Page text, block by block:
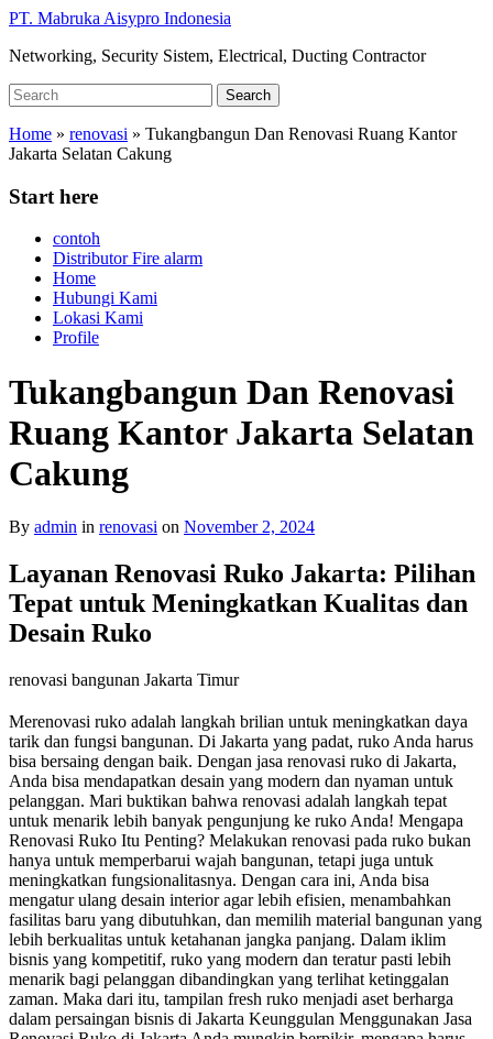
Skip
main
PT. Mabruka Aisypro Indonesia
Networking, Security Sistem, Electrical, Ducting Contractor
Search
for:
Search
Home » renovasi » Tukangbangun Dan Renovasi Ruang Kantor
Jakarta Selatan Cakung
Start here
contoh
Distributor Fire alarm
Home
Hubungi Kami
Lokasi Kami
Profile
Tukangbangun Dan Renovasi
Ruang Kantor Jakarta Selatan
Cakung
By admin in renovasi on November 2, 2024
Layanan Renovasi Ruko Jakarta: Pilihan
Tepat untuk Meningkatkan Kualitas dan
Desain Ruko
renovasi bangunan Jakarta Timur
Merenovasi ruko adalah langkah brilian untuk meningkatkan daya
tarik dan fungsi bangunan. Di Jakarta yang padat, ruko Anda harus
bisa bersaing dengan baik. Dengan jasa renovasi ruko di Jakarta,
Anda bisa mendapatkan desain yang modern dan nyaman untuk
pelanggan. Mari buktikan bahwa renovasi adalah langkah tepat
untuk menarik lebih banyak pengunjung ke ruko Anda! Mengapa
Renovasi Ruko Itu Penting? Melakukan renovasi pada ruko bukan
hanya untuk memperbarui wajah bangunan, tetapi juga untuk
meningkatkan fungsionalitasnya. Dengan cara ini, Anda bisa
mengatur ulang desain interior agar lebih efisien, menambahkan
fasilitas baru yang dibutuhkan, dan memilih material bangunan yang
lebih berkualitas untuk ketahanan jangka panjang. Dalam iklim
bisnis yang kompetitif, ruko yang modern dan teratur pasti lebih
menarik bagi pelanggan dibandingkan yang terlihat ketinggalan
zaman. Maka dari itu, tampilan fresh ruko menjadi aset berharga
dalam persaingan bisnis di Jakarta Keunggulan Menggunakan Jasa